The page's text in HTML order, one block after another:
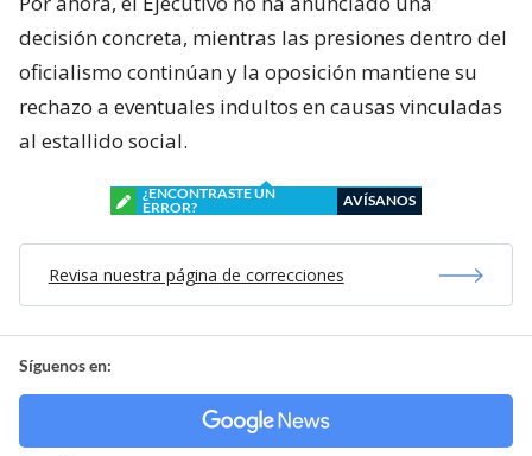
decisión concreta, mientras las presiones dentro del
oficialismo continúan y la oposición mantiene su
rechazo a eventuales indultos en causas vinculadas
al estallido social.
¿ENCONTRASTE UN
ERROR?
AVÍSANOS
Revisa nuestra página de correcciones
Síguenos en: